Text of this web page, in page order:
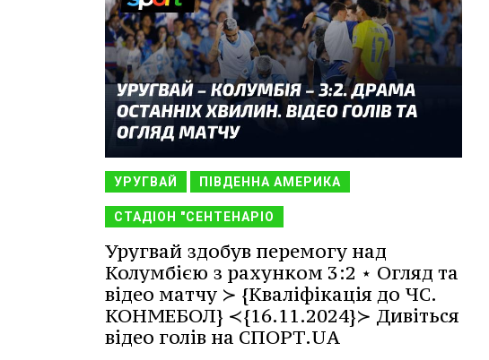
УРУГВАЙ ПІВДЕННА АМЕРИКА
СТАДІОН "СЕНТЕНАРІО
Уругвай здобув перемогу над
Колумбією з рахунком 3:2 ⋆ Огляд та
відео матчу ≻ {Кваліфікація до ЧС.
КОНМЕБОЛ} ≺{16.11.2024}≻ Дивіться
відео голів на СПОРТ.UA